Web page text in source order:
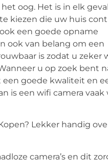
oog. Het is in elk
kiezen die uw huis
een goede opname
ook van belang om een
is zodat u zeker
u op zoek bent
goede kwaliteit en
is een wifi camera vaak
camera’s en dit